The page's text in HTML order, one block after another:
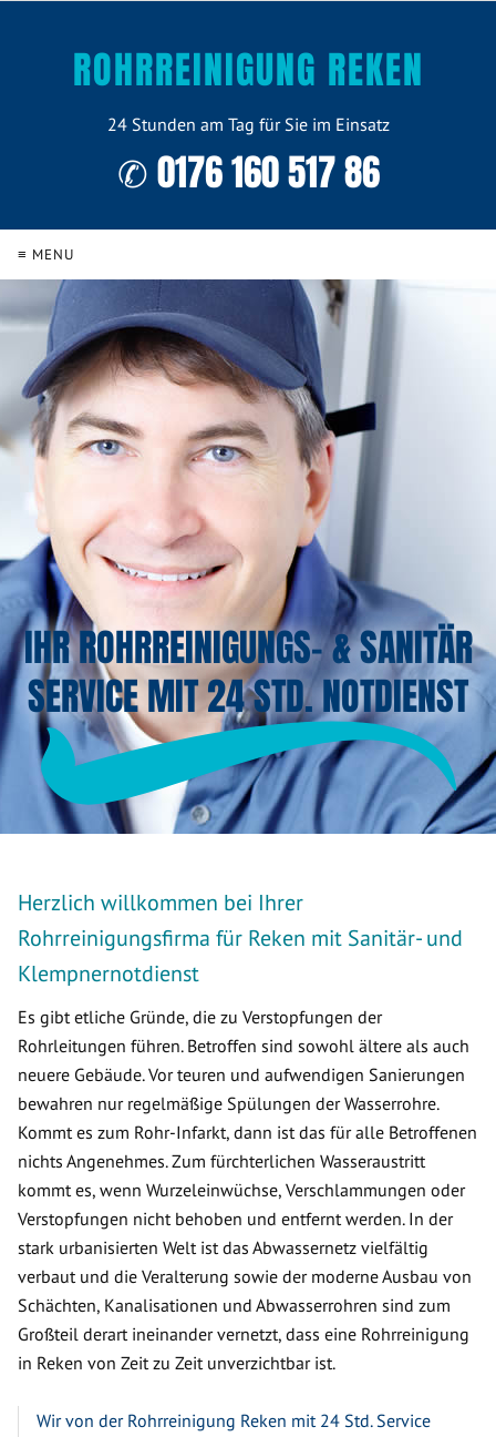
ROHRREINIGUNG REKEN
24 Stunden am Tag für Sie im Einsatz
✆ 0176 160 517 86
≡ MENU
IHR ROHRREINIGUNGS- & SANITÄR
SERVICE MIT 24 STD. NOTDIENST
Herzlich willkommen bei Ihrer
Rohrreinigungsfirma für Reken mit Sanitär- und
Klempnernotdienst
Es gibt etliche Gründe, die zu Verstopfungen der
Rohrleitungen führen. Betroffen sind sowohl ältere als auch
neuere Gebäude. Vor teuren und aufwendigen Sanierungen
bewahren nur regelmäßige Spülungen der Wasserrohre.
Kommt es zum Rohr-Infarkt, dann ist das für alle Betroffenen
nichts Angenehmes. Zum fürchterlichen Wasseraustritt
kommt es, wenn Wurzeleinwüchse, Verschlammungen oder
Verstopfungen nicht behoben und entfernt werden. In der
stark urbanisierten Welt ist das Abwassernetz vielfältig
verbaut und die Veralterung sowie der moderne Ausbau von
Schächten, Kanalisationen und Abwasserrohren sind zum
Großteil derart ineinander vernetzt, dass eine Rohrreinigung
in Reken von Zeit zu Zeit unverzichtbar ist.
Wir von der Rohrreinigung Reken mit 24 Std. Service